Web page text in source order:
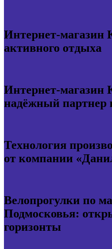
Интернет-магазин
активного отдыха
Интернет-
надёжный партнер
Технология
от компании
Велопрогулки по
Подмосковья:
горизонты